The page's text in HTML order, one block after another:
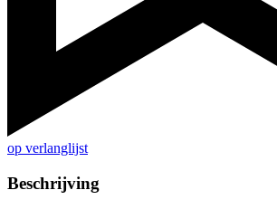
op verlanglijst
Beschrijving